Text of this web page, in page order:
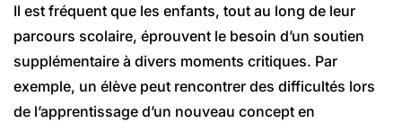
Il est fréquent que les enfants, tout au long de leur
parcours scolaire, éprouvent le besoin d’un soutien
supplémentaire à divers moments critiques. Par
exemple, un élève peut rencontrer des difficultés lors
de l’apprentissage d’un nouveau concept en